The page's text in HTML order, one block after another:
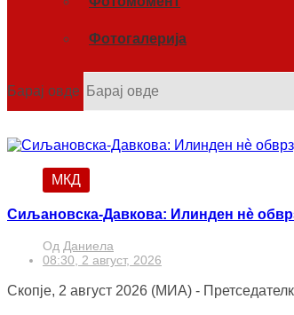
Фотогалерија
Барај овде
МКД
Сиљановска-Давкова: Илинден нè
Од Даниела
08:30, 2 август, 2026
Скопје, 2 август 2026 (МИА) -